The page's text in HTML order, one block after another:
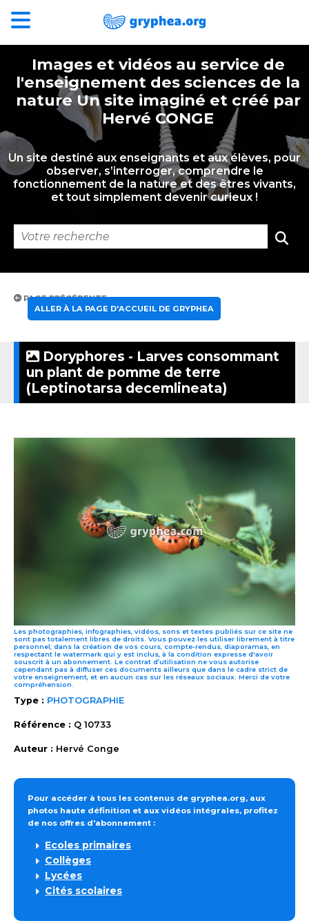
Images et vidéos au service de
l'enseignement des sciences de la
nature Un site imaginé et créé par
Hervé CONGE
Un site destiné aux enseignants et aux élèves, pour
observer, s’interroger, comprendre le
fonctionnement de la nature et des êtres vivants,
et tout simplement devenir curieux !
PAGE PRÉCÉDENTE
ALLER À LA PAGE D'ACCUEIL DE GRYPHEA
Doryphores - Larves consommant
un plant de pomme de terre
(Leptinotarsa decemlineata)
Les photographies, infographies, vidéos, sons et textes publiés sur ce site ne
sont pas totalement libres de droits. Vous pouvez les utiliser librement à titre
personnel, dans la création de vos cours, compte-rendus, diaporamas, en
respectant le watermark qui y est inclus, à la condition expresse d'avoir
souscrit à un abonnement. Le contrat d’utilisation ne vous autorise
cependant pas à diffuser ces documents ailleurs que dans le cadre strict de
votre enseignement, et en aucun cas sur les réseaux sociaux. Merci de votre
compréhension.
Type : PHOTOGRAPHIE
Référence : Q 10733
Auteur : Hervé Conge
Pour accéder à tous les contenus de gryphea.org, aux
photos haute définition et aux vidéos intégrales, profitez
de nos offres d'abonnement :
Ecoles primaires
Collèges
Lycées
Cités scolaires